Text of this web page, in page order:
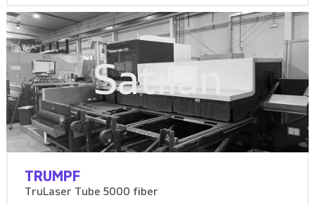
Satılan
TRUMPF
TruLaser Tube 5000 fiber